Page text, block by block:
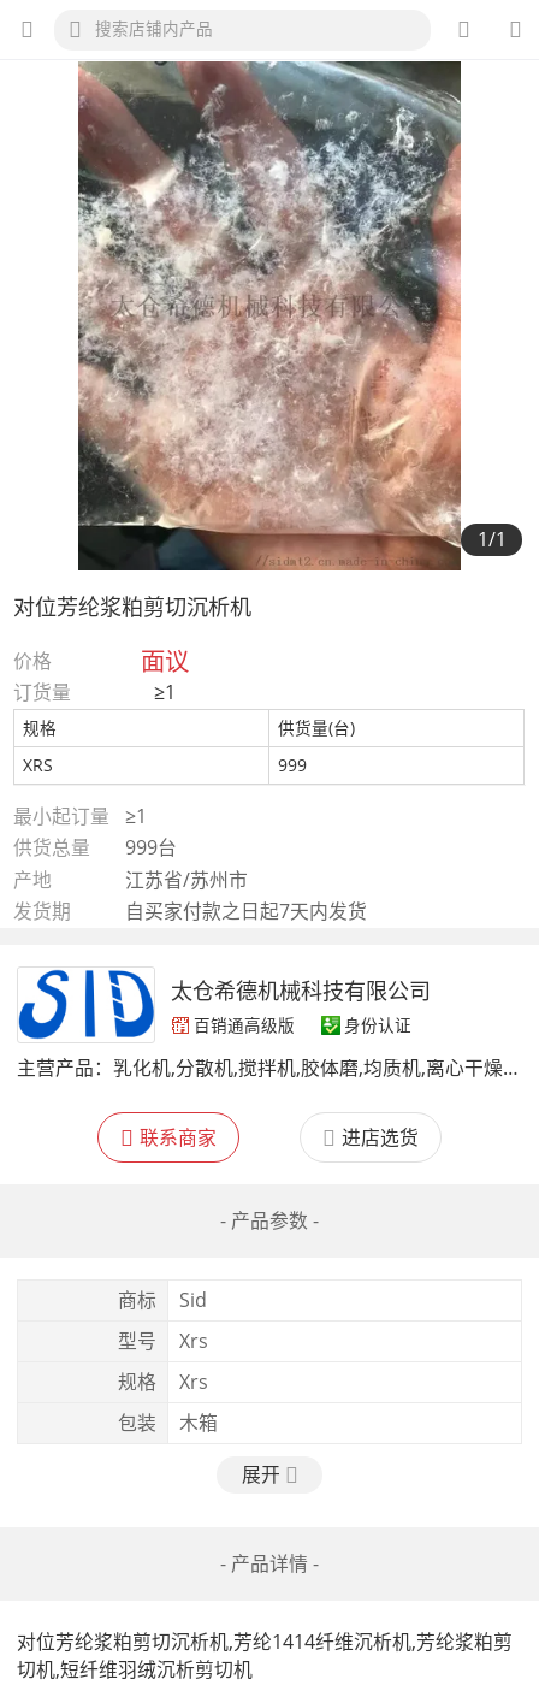
1/1
对位芳纶浆粕剪切沉析机
价格 面议
订货量 ≥1
规格
供货量(台)
XRS
999
最小起订量
≥1
供货总量
999台
产地
江苏省/苏州市
发货期
自买家付款之日起7天内发货
太仓希德机械科技有限公司
百销通高级版 身份认证
主营产品： 乳化机,分散机,搅拌机,胶体磨,均质机,离心干燥机,工业冷水机,破碎机
联系商家 进店选货
- 产品参数 -
商标
Sid
型号
Xrs
规格
Xrs
包装
木箱
展开
- 产品详情 -
对位芳纶浆粕剪切沉析机,芳纶1414纤维沉析机,芳纶浆粕剪
切机,短纤维羽绒沉析剪切机